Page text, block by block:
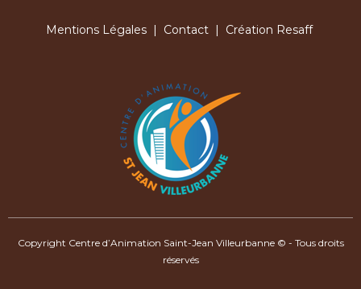
Mentions Légales| Contact| Création Resaff
Copyright Centre d’Animation Saint-Jean Villeurbanne © - Tous droits
réservés